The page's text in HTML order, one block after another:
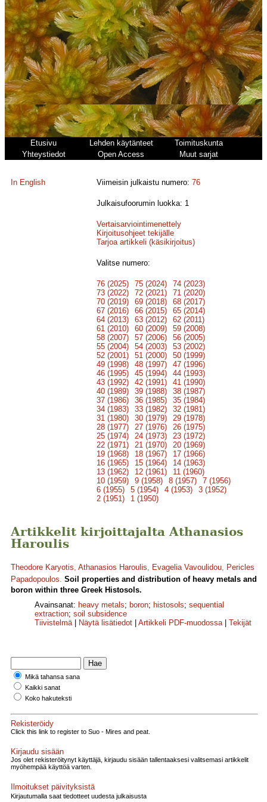
Etusivu Lehden käytänteet
Toimituskunta
Yhteystiedot
Open Access Muut sarjat
In English Viimeisin julkaistu numero:76
Julkaisufoorumin luokka: 1
Vertaisarviointimenettely
Kirjoitusohjeet tekijälle
Tarjoa artikkeli (käsikirjoitus)
Valitse numero:
76 (2025) 75 (2024)
74 (2023)
73 (2022)
72 (2021)
71 (2020)
70 (2019)
69 (2018)
68 (2017)
67 (2016)
66 (2015)
65 (2014)
64 (2013)
63 (2012)
62 (2011)
61 (2010)
60 (2009)
59 (2008)
58 (2007)
57 (2006)
56 (2005)
55 (2004)
54 (2003)
53 (2002)
52 (2001)
51 (2000)
50 (1999)
49 (1998)
48 (1997)
47 (1996)
46 (1995)
45 (1994)
44 (1993)
43 (1992)
42 (1991)
41 (1990)
40 (1989)
39 (1988)
38 (1987)
37 (1986)
36 (1985)
35 (1984)
34 (1983)
33 (1982)
32 (1981)
31 (1980)
30 (1979)
29 (1978)
28 (1977)
27 (1976)
26 (1975)
25 (1974)
24 (1973)
23 (1972)
22 (1971)
21 (1970)
20 (1969)
19 (1968)
18 (1967)
17 (1966)
16 (1965)
15 (1964)
14 (1963)
13 (1962)
12 (1961)
11 (1960)
10 (1959)
9 (1958) 8 (1957)
7 (1956)
6 (1955)
5 (1954) 4 (1953)
3 (1952)
2 (1951)
1 (1950)
Artikkelit kirjoittajalta Athanasios
Haroulis
Theodore Karyotis, Athanasios Haroulis, Evagelia Vavoulidou, Pericles
Papadopoulos. Soil properties and distribution of heavy metals and
boron within three Greek Histosols.
Avainsanat: heavy metals; boron; histosols; sequential
extraction; soil subsidence
Tiivistelmä| Näytä lisätiedot Artikkeli PDF-muodossa| Tekijät
Mikä tahansa sana
Kaikki sanat
Koko hakuteksti
Rekisteröidy
Click this link to register to Suo - Mires and peat.
Kirjaudu sisään
Jos olet rekisteröitynyt käyttäjä, kirjaudu sisään tallentaaksesi valitsemasi artikkelit
myöhempää käyttöä varten.
Ilmoitukset päivityksistä
Kirjautumalla saat tiedotteet uudesta julkaisusta